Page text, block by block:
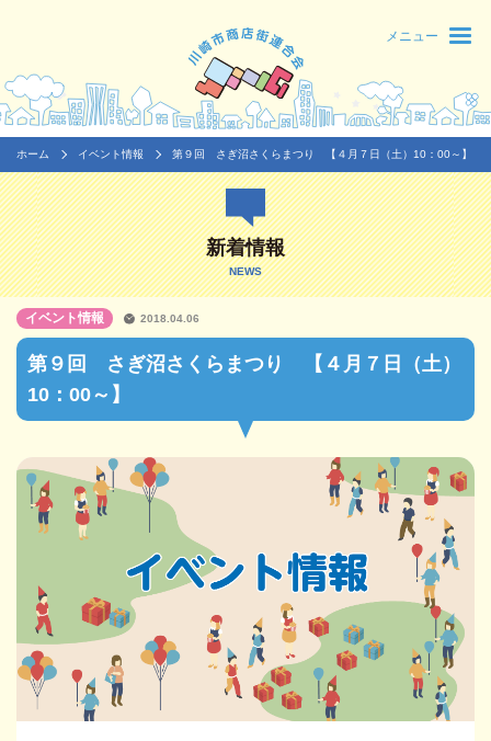
メニュー
ホーム イベント情報 第９回 さぎ沼さくらまつり 【４月７日（土）10：00～】
新着情報
NEWS
第９回 さぎ沼さくらまつり 【４月７日（土）
10：00～】
イベント情報 2018.04.06